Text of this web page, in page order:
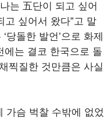
는 五단이 되고 싶어
고 싶어서 왔다”고 말
당돌한 발언’으로 화제
에는 결코 한국으로 돌
찍질한 것만큼은 사실
가슴 벅찰 수밖에 없었